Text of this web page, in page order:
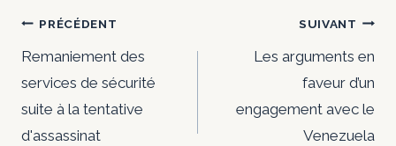
Navigation
de
l’article
PRÉCÉDENT
Remaniement des
services de sécurité
suite à la tentative
d'assassinat
SUIVANT
Les arguments en
faveur d’un
engagement avec le
Venezuela